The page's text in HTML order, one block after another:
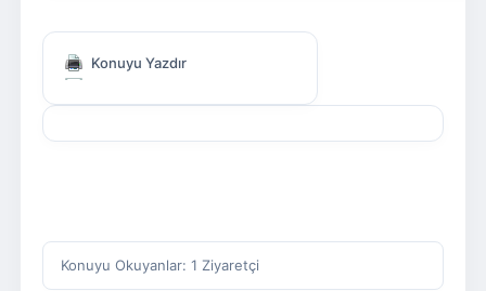
Konuyu Yazdır
Konuyu Okuyanlar: 1 Ziyaretçi